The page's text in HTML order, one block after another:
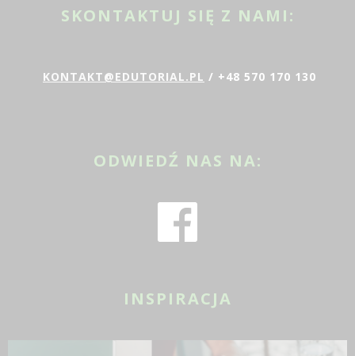
SKONTAKTUJ SIĘ Z NAMI:
KONTAKT@EDUTORIAL.PL / +48 570 170 130
ODWIEDŹ NAS NA:
INSPIRACJA